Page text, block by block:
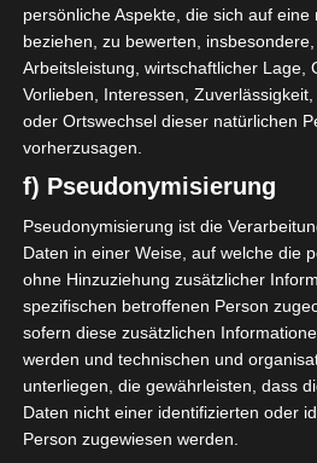
70g weiche
40g brauner
20g weißer
1 TL gemahlener
1 Ei, zwei
Hagelzucker zum
persönliche Aspekte, die sich auf eine
beziehen, zu bewerten,
Arbeitsleistung, wirtschaftlicher Lage,
Vorlieben, Interessen,
oder Ortswechsel dieser natürlichen
vorherzusagen.
f) Pseudonymisierung
Pseudonymisierung ist die
Daten in einer Weise, auf welche die
ohne Hinzuziehung zusätzlicher
spezifischen betroffenen Person
sofern diese zusätzlichen
werden und technischen und
unterliegen, die gewährleisten, dass
Daten nicht einer identifizierten oder
Person zugewiesen werden.